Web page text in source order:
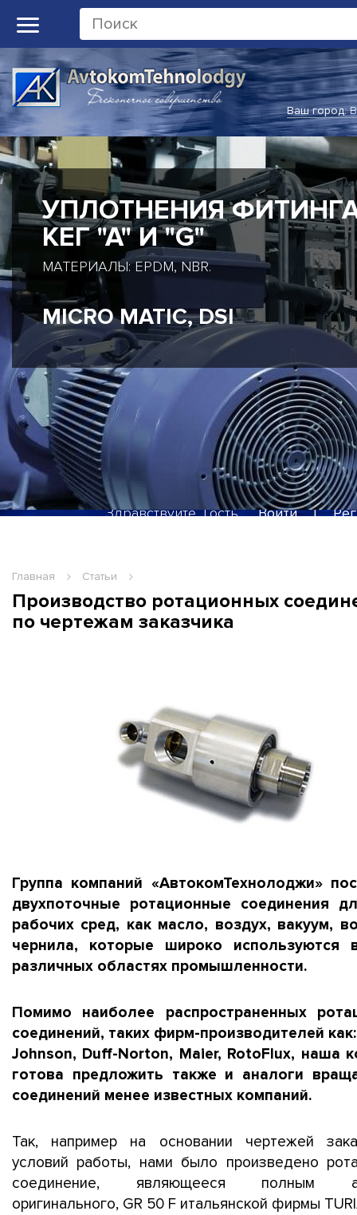
Ваш город:
РОТАЦИОННЫЕ
СОЕДИНЕНИЯ
ОДНОПОТОЧНЫЕ И ДВУХПОТОЧНЫЕ
РОТАЦИОННЫЕ СОЕДИНЕНИЯ
DEUBLIN, MAIER, ROTOFLUX,
DUFF NORTON, KADANT
JOHNSON, JOHNSON
Здравствуйте, Гость Войти|
Главная Статьи
Производство ротационных
по чертежам заказчика
Группа компаний «АвтокомТехнолоджи»
двухпоточные ротационные соединения
рабочих сред, как масло, воздух, вакуум,
чернила, которые широко используются
различных областях промышленности.
Помимо наиболее распространенных
соединений, таких фирм-производителей
Johnson, Duff-Norton, Maier, RotoFlux, наша
готова предложить также и аналоги
соединений менее известных компаний.
Так, например на основании чертежей
условий работы, нами было произведено
соединение, являющееся полным
оригинального, GR 50 F итальянской фирмы